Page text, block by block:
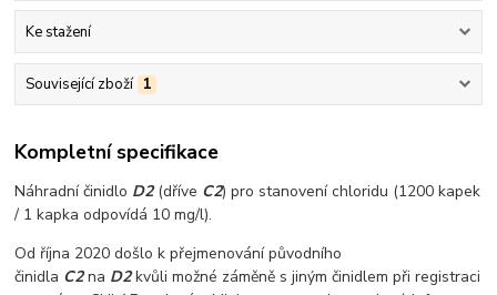
Ke stažení
Související zboží 1
Kompletní specifikace
Náhradní činidlo D2(dříve C2) pro stanovení chloridu (1200 kapek
/ 1 kapka odpovídá 10 mg/l).
Od října 2020 došlo k přejmenování původního
činidla C2na D2kvůli možné záměně s jiným činidlem při registraci